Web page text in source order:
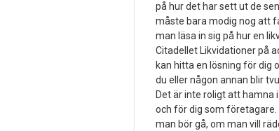
på hur det har sett ut de
måste bara modig nog att
man läsa in sig på hur en
Citadellet Likvidationer på
kan hitta en lösning för dig
du eller någon annan blir
Det är inte roligt att
och för dig som företagare.
man bör gå, om man vill